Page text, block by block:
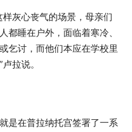
灰心丧气的场景，母亲们
都睡在户外，面临着寒冷、
乞讨，而他们本应在学校里
拉说。
是在普拉纳托宫签署了一系